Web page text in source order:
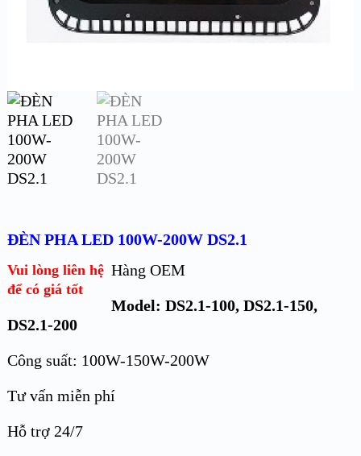
ĐÈN PHA LED 100W-200W DS2.1
Vui lòng liên hệ
để có giá tốt
Hàng OEM
Model: DS2.1-100, DS2.1-150,
DS2.1-200
Công suất: 100W-150W-200W
Tư vấn miễn phí
Hỗ trợ 24/7